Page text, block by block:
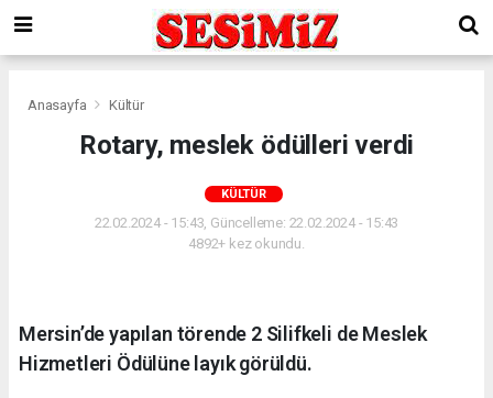
Anasayfa Kültür
Rotary, meslek ödülleri verdi
KÜLTÜR
22.02.2024 - 15:43, Güncelleme: 22.02.2024 - 15:43
4892+ kez okundu.
Mersin’de yapılan törende 2 Silifkeli de Meslek
Hizmetleri Ödülüne layık görüldü.